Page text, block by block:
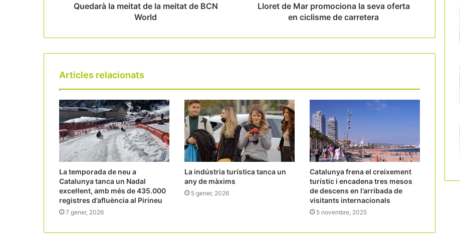
Quedarà la meitat de la meitat de BCN
World
Lloret de Mar promociona la seva oferta
en ciclisme de carretera
Articles relacionats
La temporada de neu a
Catalunya tanca un Nadal
excel·lent, amb més de 435.000
registres d’afluència al Pirineu
7 gener, 2026
La indústria turística tanca un
any de màxims
5 gener, 2026
Catalunya frena el creixement
turístic i encadena tres mesos
de descens en l’arribada de
visitants internacionals
5 novembre, 2025